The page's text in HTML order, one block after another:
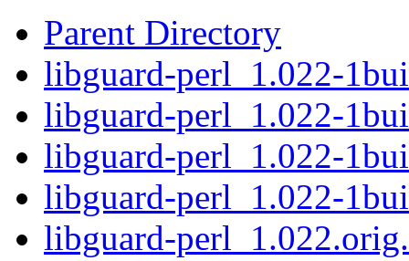
Parent Directory
libguard-perl_1.022-
libguard-perl_1.022-
libguard-perl_1.022-
libguard-perl_1.022-
libguard-